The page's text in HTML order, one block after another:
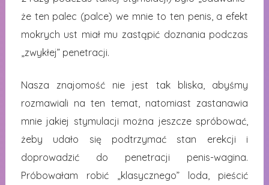
że ten palec (palce) we mnie to ten penis, a efekt
mokrych ust miał mu zastąpić doznania podczas
„zwykłej” penetracji.
Nasza znajomość nie jest tak bliska, abyśmy
rozmawiali na ten temat, natomiast zastanawia
mnie jakiej stymulacji można jeszcze spróbować,
żeby udało się podtrzymać stan erekcji i
doprowadzić do penetracji penis-wagina.
Próbowałam robić „klasycznego” loda, pieścić